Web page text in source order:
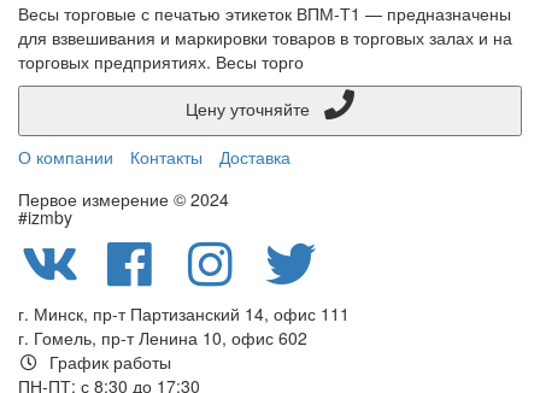
Весы торговые с печатью этикеток ВПМ-Т1 — предназначены
для взвешивания и маркировки товаров в торговых залах и на
торговых предприятиях. Весы торго
О компании
Контакты
Доставка
Первое измерение © 2024
#izmby
г. Минск, пр-т Партизанский 14, офис 111
г. Гомель, пр-т Ленина 10, офис 602
График работы
ПН-ПТ: с 8:30 до 17:30